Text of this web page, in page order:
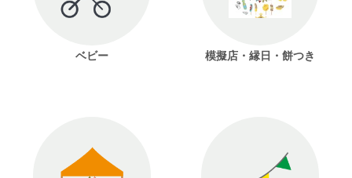
ベビー 模擬店・縁日・餅つき